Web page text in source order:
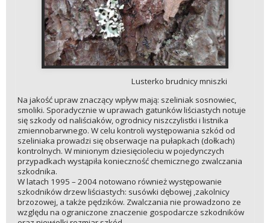
Lusterko brudnicy mniszki
Na jakość upraw znaczący wpływ mają: szeliniak sosnowiec,
smoliki. Sporadycznie w uprawach gatunków liściastych notuje
się szkody od naliściaków, ogrodnicy niszczylistki i listnika
zmiennobarwnego. W celu kontroli występowania szkód od
szeliniaka prowadzi się obserwacje na pułapkach (dołkach)
kontrolnych. W minionym dziesięcioleciu w pojedynczych
przypadkach wystąpiła konieczność chemicznego zwalczania
szkodnika.
W latach 1995 – 2004 notowano również występowanie
szkodników drzew liściastych: susówki dębowej ,zakolnicy
brzozowej, a także pędzików. Zwalczania nie prowadzono ze
względu na ograniczone znaczenie gospodarcze szkodników